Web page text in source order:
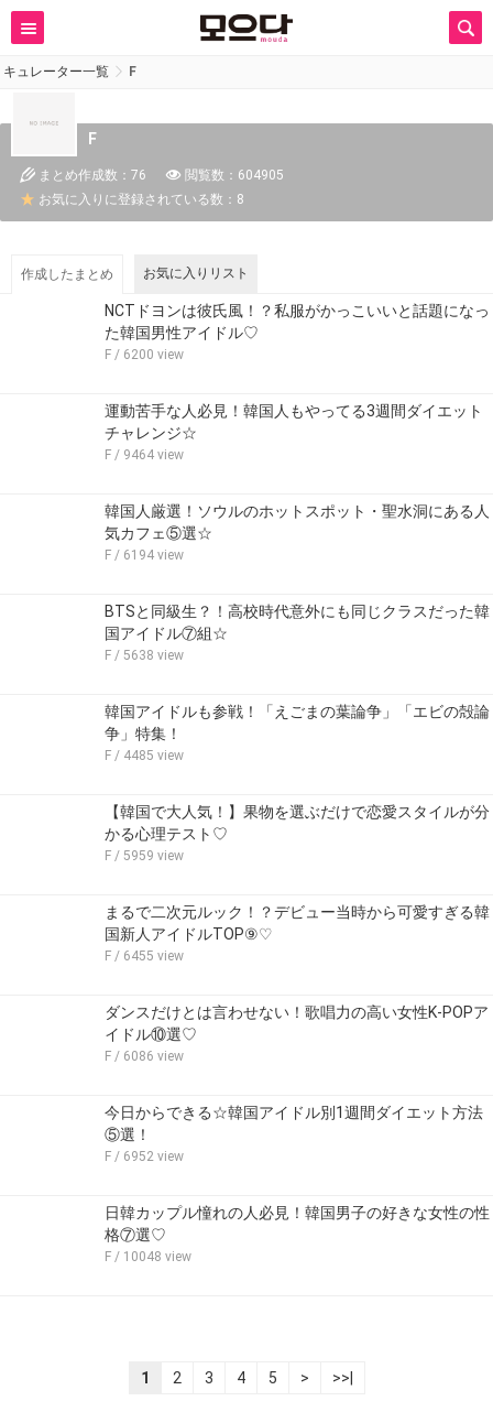
キュレーター一覧 F
F
まとめ作成数：76
閲覧数：604905
お気に入りに登録されている数：8
作成したまとめ お気に入りリスト
NCTドヨンは彼氏風！？私服がかっこいいと話題になっ
た韓国男性アイドル♡
F / 6200 view
運動苦手な人必見！韓国人もやってる3週間ダイエット
チャレンジ☆
F / 9464 view
韓国人厳選！ソウルのホットスポット・聖水洞にある人
気カフェ⑤選☆
F / 6194 view
BTSと同級生？！高校時代意外にも同じクラスだった韓
国アイドル⑦組☆
F / 5638 view
韓国アイドルも参戦！「えごまの葉論争」「エビの殻論
争」特集！
F / 4485 view
【韓国で大人気！】果物を選ぶだけで恋愛スタイルが分
かる心理テスト♡
F / 5959 view
まるで二次元ルック！？デビュー当時から可愛すぎる韓
国新人アイドルTOP⑨♡
F / 6455 view
ダンスだけとは言わせない！歌唱力の高い女性K-POPア
イドル⑩選♡
F / 6086 view
今日からできる☆韓国アイドル別1週間ダイエット方法
⑤選！
F / 6952 view
日韓カップル憧れの人必見！韓国男子の好きな女性の性
格⑦選♡
F / 10048 view
1 2 3 4 5 > >>|